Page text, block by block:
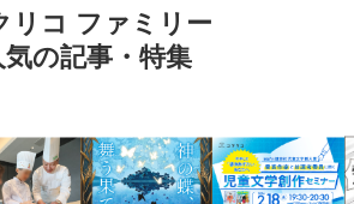
リコ ファミリー
気の記事・特集